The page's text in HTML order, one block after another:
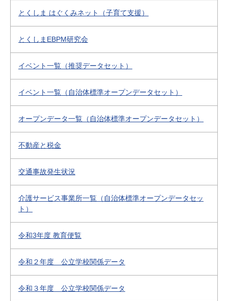
とくしま はぐくみネット（子育て支援）
とくしまEBPM研究会
イベント一覧（推奨データセット）
イベント一覧（自治体標準オープンデータセット）
オープンデータ一覧（自治体標準オープンデータセット）
不動産と税金
交通事故発生状況
介護サービス事業所一覧（自治体標準オープンデータセッ
ト）
令和3年度 教育便覧
令和２年度 公立学校関係データ
令和３年度 公立学校関係データ